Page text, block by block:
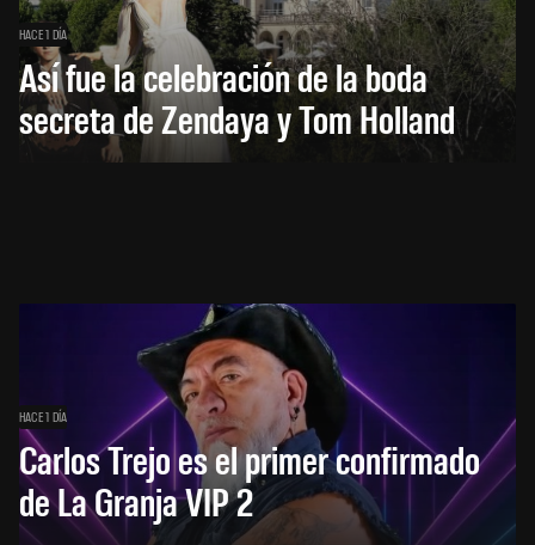
HACE 1 DÍA
Así fue la celebración de la boda
secreta de Zendaya y Tom Holland
HACE 1 DÍA
Carlos Trejo es el primer confirmado
de La Granja VIP 2